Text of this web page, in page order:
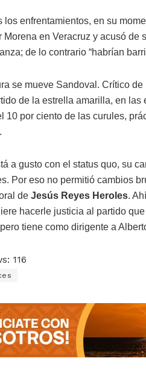
los enfrentamientos, en su
Morena en Veracruz y acusó de
de lo contrario “habrían
se mueve Sandoval. Crítico
de la estrella amarilla, en
10 por ciento de las curules,
a gusto con el status quo, su
Por eso no permitió cambios
de Jesús Reyes Heroles.
hacerle justicia al partido
tiene como dirigente a
116